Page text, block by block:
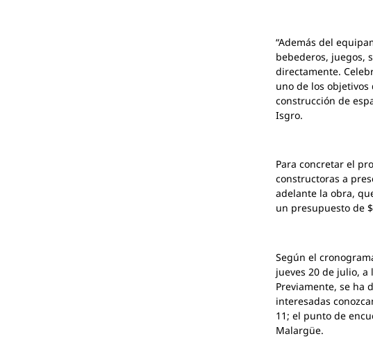
“Además del
bebederos, juegos,
directamente.
uno de los
construcción de
Isgro.
Para concretar el
constructoras a
adelante la obra,
un presupuesto de
Según el
jueves 20 de julio, a
Previamente, se ha
interesadas
11; el punto de
Malargüe.